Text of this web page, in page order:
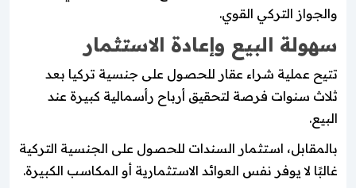
والجواز التركي القوي.
سهولة البيع وإعادة الاستثمار
تتيح عملية شراء عقار للحصول على جنسية تركيا بعد
ثلاث سنوات فرصة لتحقيق أرباح رأسمالية كبيرة عند
البيع.
بالمقابل، استثمار السندات للحصول على الجنسية التركية
غالبًا لا يوفر نفس العوائد الاستثمارية أو المكاسب الكبيرة.